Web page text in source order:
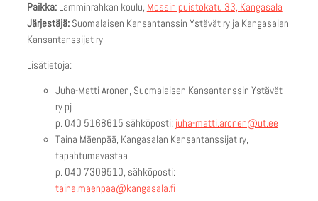
Paikka:Lamminrahkan koulu, Mossin puistokatu 33, Kangasala
Järjestäjä:Suomalaisen Kansantanssin Ystävät ry ja Kangasalan
Kansantanssijat ry
Lisätietoja:
Juha-Matti Aronen, Suomalaisen Kansantanssin Ystävät
ry pj
p. 040 5168615 sähköposti: juha-matti.aronen@ut.ee
Taina Mäenpää, Kangasalan Kansantanssijat ry,
tapahtumavastaa
p. 040 7309510, sähköposti:
taina.maenpaa@kangasala.fi